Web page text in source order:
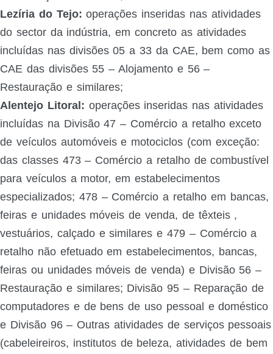
Lezíria do Tejo: operações inseridas nas atividades
do sector da indústria, em concreto as atividades
incluídas nas divisões 05 a 33 da CAE, bem como as
CAE das divisões 55 – Alojamento e 56 –
Restauração e similares;
Alentejo Litoral: operações inseridas nas atividades
incluídas na Divisão 47 – Comércio a retalho exceto
de veículos automóveis e motociclos (com exceção:
das classes 473 – Comércio a retalho de combustível
para veículos a motor, em estabelecimentos
especializados; 478 – Comércio a retalho em bancas,
feiras e unidades móveis de venda, de têxteis ,
vestuários, calçado e similares e 479 – Comércio a
retalho não efetuado em estabelecimentos, bancas,
feiras ou unidades móveis de venda) e Divisão 56 –
Restauração e similares; Divisão 95 – Reparação de
computadores e de bens de uso pessoal e doméstico
e Divisão 96 – Outras atividades de serviços pessoais
(cabeleireiros, institutos de beleza, atividades de bem